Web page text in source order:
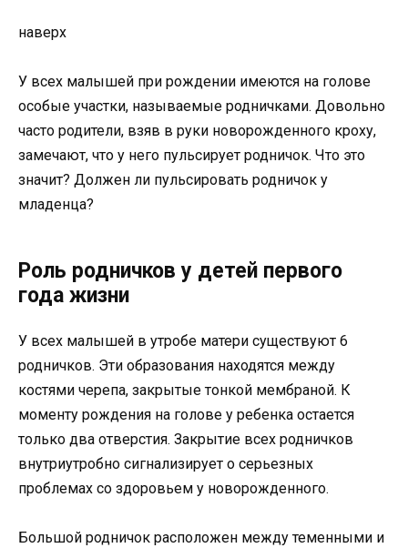
наверх
У всех малышей при рождении имеются на голове
особые участки, называемые родничками. Довольно
часто родители, взяв в руки новорожденного кроху,
замечают, что у него пульсирует родничок. Что это
значит? Должен ли пульсировать родничок у
младенца?
Роль родничков у детей первого
года жизни
У всех малышей в утробе матери существуют 6
родничков. Эти образования находятся между
костями черепа, закрытые тонкой мембраной. К
моменту рождения на голове у ребенка остается
только два отверстия. Закрытие всех родничков
внутриутробно сигнализирует о серьезных
проблемах со здоровьем у новорожденного.
Большой родничок расположен между теменными и